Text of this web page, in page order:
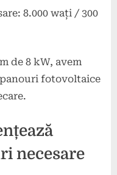
8.000 wați / 300
de 8 kW, avem
fotovoltaice
necesare